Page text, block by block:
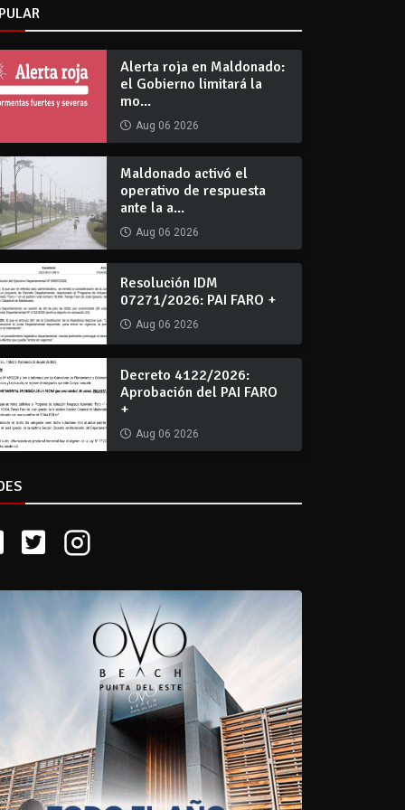
Alerta roja en Maldonado:
el Gobierno limitará la
mo...
Aug 06 2026
Maldonado activó el
operativo de respuesta
ante la a...
Aug 06 2026
Resolución IDM
07271/2026: PAI FARO +
Aug 06 2026
Decreto 4122/2026:
Aprobación del PAI FARO
+
Aug 06 2026